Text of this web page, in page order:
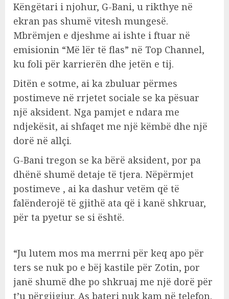
Këngëtari i njohur, G-Bani, u rikthye në
ekran pas shumë vitesh mungesë.
Mbrëmjen e djeshme ai ishte i ftuar në
emisionin “Më lër të flas” në Top Channel,
ku foli për karrierën dhe jetën e tij.
Ditën e sotme, ai ka zbuluar përmes
postimeve në rrjetet sociale se ka pësuar
një aksident. Nga pamjet e ndara me
ndjekësit, ai shfaqet me një këmbë dhe një
dorë në allçi.
G-Bani tregon se ka bërë aksident, por pa
dhënë shumë detaje të tjera. Nëpërmjet
postimeve , ai ka dashur vetëm që të
falënderojë të gjithë ata që i kanë shkruar,
për ta pyetur se si është.
“Ju lutem mos ma merrni për keq apo për
ters se nuk po e bëj kastile për Zotin, por
janë shumë dhe po shkruaj me një dorë për
t’u përgjigjur. As bateri nuk kam në telefon.